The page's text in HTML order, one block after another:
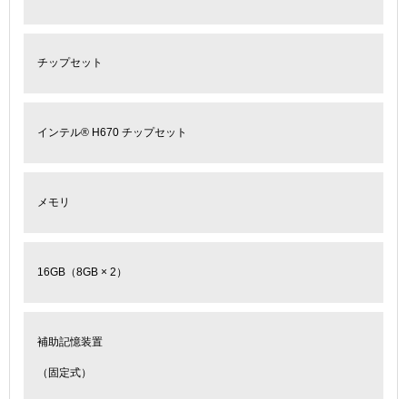
チップセット
インテル® H670 チップセット
メモリ
16GB（8GB × 2）
補助記憶装置
（固定式）